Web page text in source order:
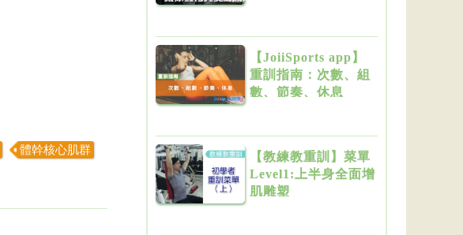
體幹核心肌群
【JoiiSports app】
重訓指南：次數、組
數、節奏、休息
【教練教重訓】菜單
Level1:上半身全面增
肌雕塑